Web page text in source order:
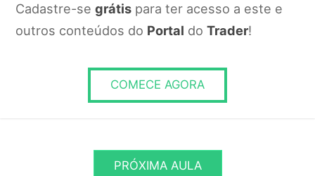
Margem de garantia
RESPONDER
Cadastre-se grátispara ter acesso a este e
outros conteúdos do Portal do Trader!
COMECE AGORA
PRÓXIMA AULA